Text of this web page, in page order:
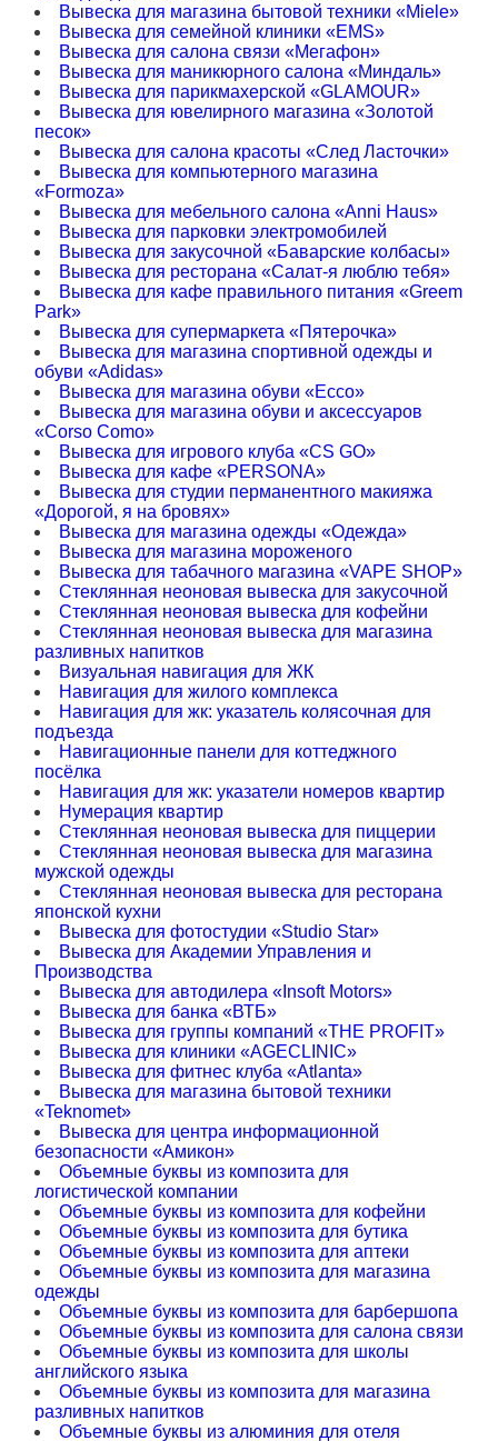
Вывеска для магазина бытовой техники «Miele»
Вывеска для семейной клиники «EMS»
Вывеска для салона связи «Мегафон»
Вывеска для маникюрного салона «Миндаль»
Вывеска для парикмахерской «GLAМOUR»
Вывеска для ювелирного магазина «Золотой
песок»
Вывеска для салона красоты «След Ласточки»
Вывеска для компьютерного магазина
«Formoza»
Вывеска для мебельного салона «Anni Haus»
Вывеска для парковки электромобилей
Вывеска для закусочной «Баварские колбасы»
Вывеска для ресторана «Салат-я люблю тебя»
Вывеска для кафе правильного питания «Greem
Park»
Вывеска для супермаркета «Пятерочка»
Вывеска для магазина спортивной одежды и
обуви «Adidas»
Вывеска для магазина обуви «Ecco»
Вывеска для магазина обуви и аксессуаров
«Corso Como»
Вывеска для игрового клуба «CS GO»
Вывеска для кафе «PERSONA»
Вывеска для студии перманентного макияжа
«Дорогой, я на бровях»
Вывеска для магазина одежды «Одежда»
Вывеска для магазина мороженого
Вывеска для табачного магазина «VAPE SHOP»
Стеклянная неоновая вывеска для закусочной
Стеклянная неоновая вывеска для кофейни
Стеклянная неоновая вывеска для магазина
разливных напитков
Визуальная навигация для ЖК
Навигация для жилого комплекса
Навигация для жк: указатель колясочная для
подъезда
Навигационные панели для коттеджного
посёлка
Навигация для жк: указатели номеров квартир
Нумерация квартир
Стеклянная неоновая вывеска для пиццерии
Стеклянная неоновая вывеска для магазина
мужской одежды
Стеклянная неоновая вывеска для ресторана
японской кухни
Вывеска для фотостудии «Studio Star»
Вывеска для Академии Управления и
Производства
Вывеска для автодилера «Insoft Motors»
Вывеска для банка «ВТБ»
Вывеска для группы компаний «THE PROFIT»
Вывеска для клиники «AGECLINIC»
Вывеска для фитнес клуба «Аtlanta»
Вывеска для магазина бытовой техники
«Teknomet»
Вывеска для центра информационной
безопасности «Амикон»
Объемные буквы из композита для
логистической компании
Объемные буквы из композита для кофейни
Объемные буквы из композита для бутика
Объемные буквы из композита для аптеки
Объемные буквы из композита для магазина
одежды
Объемные буквы из композита для барбершопа
Объемные буквы из композита для салона связи
Объемные буквы из композита для школы
английского языка
Объемные буквы из композита для магазина
разливных напитков
Объемные буквы из алюминия для отеля